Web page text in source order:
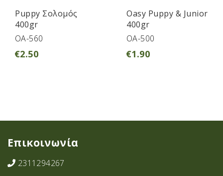
Puppy Σολομός
400gr
OA-560
€2.50
Oasy Puppy & Junior
400gr
OA-500
€1.90
Επικοινωνία
2311294267